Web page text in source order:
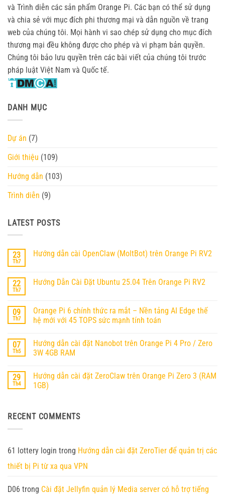
và Trình diễn các sản phẩm Orange Pi. Các bạn có thể sử dụng
và chia sẻ với mục đích phi thương mại và dẫn nguồn về trang
web của chúng tôi. Mọi hành vi sao chép sử dụng cho mục đích
thương mại đều không được cho phép và vi phạm bản quyền.
Chúng tôi bảo lưu quyền trên các bài viết của chúng tôi trước
pháp luật Việt Nam và Quốc tế.
DANH MỤC
Dự án (7)
Giới thiệu (109)
Hướng dẫn (103)
Trình diễn (9)
LATEST POSTS
23
Th7
Hướng dẫn cài OpenClaw (MoltBot) trên Orange Pi RV2
luận
cài
OpenClaw
(MoltBot)
Pi
RV2
22
Th7
Hướng Dẫn Cài Đặt Ubuntu 25.04 Trên Orange Pi RV2
luận
ở
Hướng
Đặt
Ubuntu
25.04
Pi
RV2
09
Th7
Orange Pi 6 chính thức ra mắt – Nền tảng AI Edge thế
hệ mới với 45 TOPS sức mạnh tính toán
bình
luận
ở
6
chính
thức
Nền
hệ
mới
45
mạnh
tính
07
Th5
Hướng dẫn cài đặt Nanobot trên Orange Pi 4 Pro / Zero
3W 4GB RAM
bình
luận
ở
đặt
4
Pro
Zero
RAM
29
Th4
Hướng dẫn cài đặt ZeroClaw trên Orange Pi Zero 3 (RAM
1GB)
luận
đặt
ZeroClaw
Orange
3
(RAM
RECENT COMMENTS
61 lottery login trong Hướng dẫn cài đặt ZeroTier để quản trị các
thiết bị Pi từ xa qua VPN
D06 trong Cài đặt Jellyfin quản lý Media server có hỗ trợ tiếng